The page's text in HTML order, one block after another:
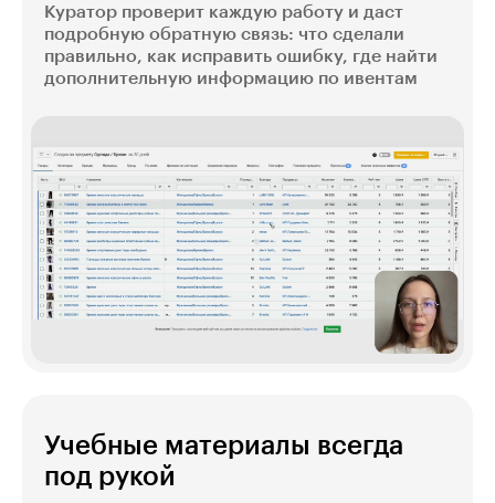
Куратор проверит каждую работу и даст
подробную обратную связь: что сделали
правильно, как исправить ошибку, где найти
дополнительную информацию по ивентам
Учебные материалы всегда
под рукой